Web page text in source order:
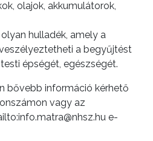
olajok, akkumulátorok,
hulladék, amely a
a begyűjtést
épségét, egészségét.
bővebb információ kérhető
vagy az
e-